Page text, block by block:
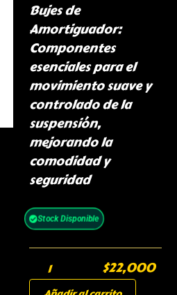
Bujes de
Amortiguador:
Componentes
esenciales para el
movimiento suave y
controlado de la
suspensión,
mejorando la
comodidad y
seguridad
Stock Disponible
$22,000